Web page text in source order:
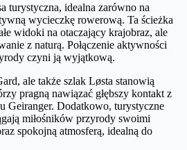
turystyczna, idealna zarówno na
wycieczkę rowerową. Ta ścieżka
widoki na otaczający krajobraz, ale
z naturą. Połączenie aktywności
czyni ją wyjątkową.
ale także szlak Løsta stanowią
pragną nawiązać głębszy kontakt z
Geiranger. Dodatkowo, turystyczne
miłośników przyrody swoimi
spokojną atmosferą, idealną do